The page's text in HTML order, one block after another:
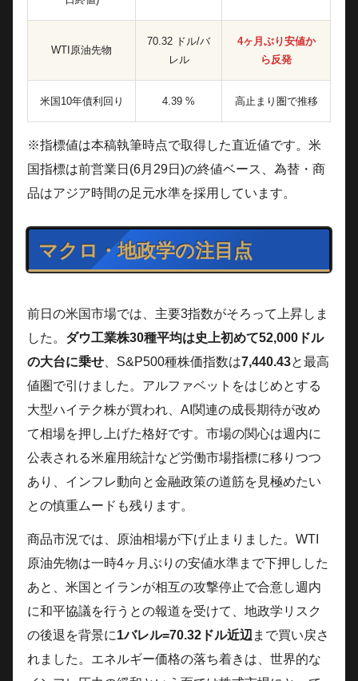
WTI原油先物
70.32 ドル/バ
レル
4ヶ月ぶり安値か
ら反発
米国10年債利回り 4.39 % 高止まり圏で推移
※指標値は本稿執筆時点で取得した直近値です。米
国指標は前営業日(6月29日)の終値ベース、為替・商
品はアジア時間の足元水準を採用しています。
マクロ・地政学の注目点
前日の米国市場では、主要3指数がそろって上昇しま
した。 ダウ工業株30種平均は史上初めて52,000ドル
の大台に乗せ 、S&P500種株価指数は7,440.43と最高
値圏で引けました。アルファベットをはじめとする
大型ハイテク株が買われ、AI関連の成長期待が改め
て相場を押し上げた格好です。市場の関心は週内に
公表される米雇用統計など労働市場指標に移りつつ
あり、インフレ動向と金融政策の道筋を見極めたい
との慎重ムードも残ります。
商品市況では、原油相場が下げ止まりました。WTI
原油先物は一時4ヶ月ぶりの安値水準まで下押しした
あと、米国とイランが相互の攻撃停止で合意し週内
に和平協議を行うとの報道を受けて、地政学リスク
の後退を背景に1バレル=70.32ドル近辺 まで買い戻さ
れました。エネルギー価格の落ち着きは、世界的な